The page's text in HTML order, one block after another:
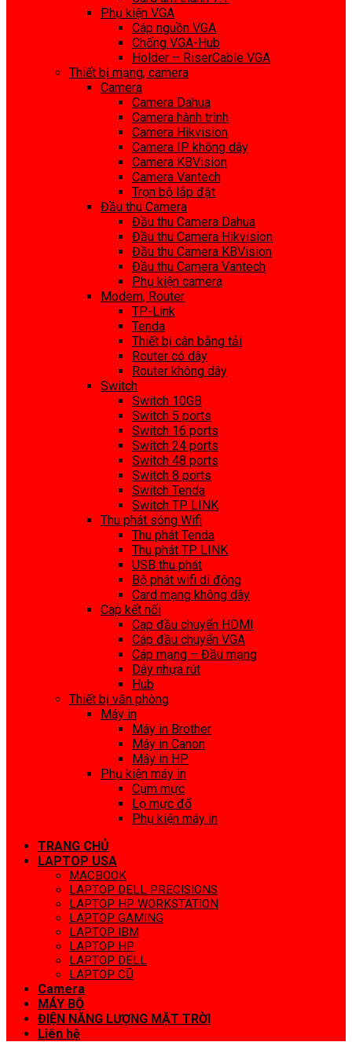
Phụ kiện VGA
Cáp nguồn VGA
Chống VGA-Hub
Holder – RiserCable VGA
Thiết bị mạng, camera
Camera
Camera Dahua
Camera hành trình
Camera Hikvision
Camera IP không dây
Camera KBVision
Camera Vantech
Trọn bộ lắp đặt
Đầu thu Camera
Đầu thu Camera Dahua
Đầu thu Camera Hikvision
Đầu thu Camera KBVision
Đầu thu Camera Vantech
Phụ kiện camera
Modem, Router
TP-Link
Tenda
Thiết bị cân bằng tải
Router có dây
Router không dây
Switch
Switch 10GB
Switch 5 ports
Switch 16 ports
Switch 24 ports
Switch 48 ports
Switch 8 ports
Switch Tenda
Switch TP LINK
Thu phát sóng Wifi
Thu phát Tenda
Thu phát TP LINK
USB thu phát
Bộ phát wifi di động
Card mạng không dây
Cap kết nối
Cap đầu chuyển HDMI
Cáp đầu chuyển VGA
Cáp mạng – Đầu mạng
Dây nhựa rút
Hub
Thiết bị văn phòng
Máy in
Máy in Brother
Máy in Canon
Máy in HP
Phụ kiện máy in
Cụm mực
Lọ mực đổ
Phụ kiện máy in
TRANG CHỦ
LAPTOP USA
MACBOOK
LAPTOP DELL PRECISIONS
LAPTOP HP WORKSTATION
LAPTOP GAMING
LAPTOP IBM
LAPTOP HP
LAPTOP DELL
LAPTOP CŨ
Camera
MÁY BỘ
ĐIỆN NĂNG LƯỢNG MẶT TRỜI
Liên hệ